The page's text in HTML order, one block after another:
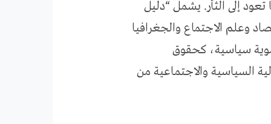
إلى الثأر. يشمل “دليل
وعلم الاجتماع والجغرافيا
سياسية، كحقوق
السياسية والاجتماعية من